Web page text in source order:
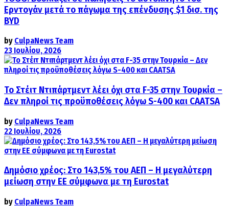
Ερντογάν μετά το πάγωμα της επένδυσης $1 δισ. της
BYD
by CulpaNews Team
23 Ιουλίου, 2026
Το Στέιτ Ντιπάρτμεντ λέει όχι στα F-35 στην Τουρκία –
Δεν πληροί τις προϋποθέσεις λόγω S-400 και CAATSA
by CulpaNews Team
22 Ιουλίου, 2026
Δημόσιο χρέος: Στο 143,5% του ΑΕΠ – Η μεγαλύτερη
μείωση στην ΕΕ σύμφωνα με τη Eurostat
by CulpaNews Team